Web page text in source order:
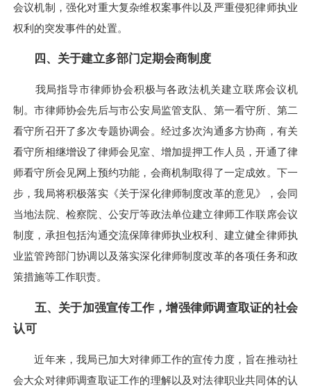
会议机制，强化对重大复杂维权案事件以及严重侵犯律师执业
权利的突发事件的处置。
四、关于建立多部门定期会商制度
我局指导市律师协会积极与各政法机关建立联席会议机
制。市律师协会先后与市公安局监管支队、第一看守所、第二
看守所召开了多次专题协调会。经过多次沟通多方协商，有关
看守所相继增设了律师会见室、增加提押工作人员，开通了律
师看守所会见网上预约功能，会商机制取得了一定成效。下一
步，我局将积极落实《关于深化律师制度改革的意见》，会同
当地法院、检察院、公安厅等政法单位建立律师工作联席会议
制度，承担包括沟通交流保障律师执业权利、建立健全律师执
业监管跨部门协调以及落实深化律师制度改革的各项任务和政
策措施等工作职责。
五、关于加强宣传工作，增强律师调查取证的社会
认可
近年来，我局已加大对律师工作的宣传力度，旨在推动社
会大众对律师调查取证工作的理解以及对法律职业共同体的认